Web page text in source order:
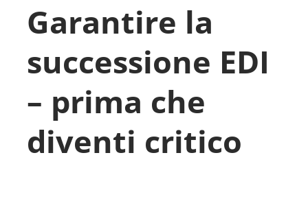
Garantire la
successione EDI
– prima che
diventi critico